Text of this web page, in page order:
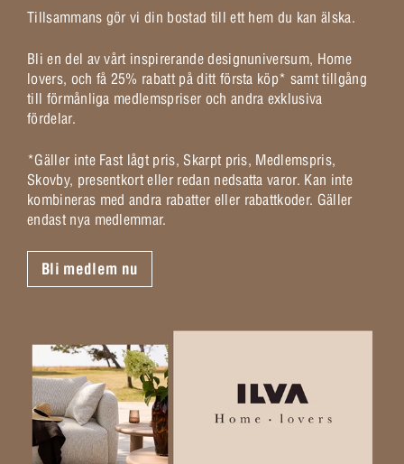
Tillsammans gör vi din bostad till ett hem du kan älska.
Bli en del av vårt inspirerande designuniversum, Home
lovers, och få 25% rabatt på ditt första köp* samt tillgång
till förmånliga medlemspriser och andra exklusiva
fördelar.
*Gäller inte Fast lågt pris, Skarpt pris, Medlemspris,
Skovby, presentkort eller redan nedsatta varor. Kan inte
kombineras med andra rabatter eller rabattkoder. Gäller
endast nya medlemmar.
Bli medlem nu